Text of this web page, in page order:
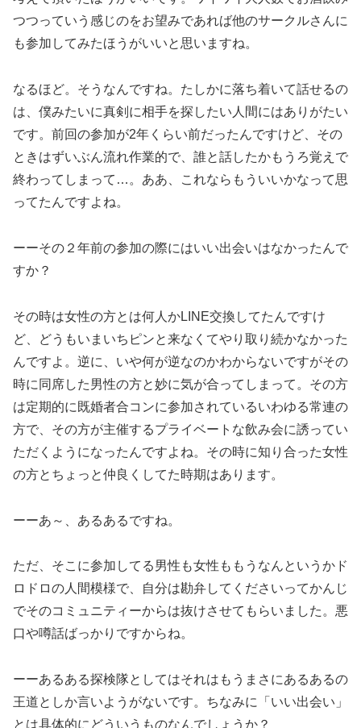
つつっていう感じのをお望みであれば他のサークルさんに
も参加してみたほうがいいと思いますね。
なるほど。そうなんですね。たしかに落ち着いて話せるの
は、僕みたいに真剣に相手を探したい人間にはありがたい
です。前回の参加が2年くらい前だったんですけど、その
ときはずいぶん流れ作業的で、誰と話したかもうろ覚えで
終わってしまって…。ああ、これならもういいかなって思
ってたんですよね。
ーーその２年前の参加の際にはいい出会いはなかったんで
すか？
その時は女性の方とは何人かLINE交換してたんですけ
ど、どうもいまいちピンと来なくてやり取り続かなかった
んですよ。逆に、いや何が逆なのかわからないですがその
時に同席した男性の方と妙に気が合ってしまって。その方
は定期的に既婚者合コンに参加されているいわゆる常連の
方で、その方が主催するプライベートな飲み会に誘ってい
ただくようになったんですよね。その時に知り合った女性
の方とちょっと仲良くしてた時期はあります。
ーーあ～、あるあるですね。
ただ、そこに参加してる男性も女性ももうなんというかド
ロドロの人間模様で、自分は勘弁してくださいってかんじ
でそのコミュニティーからは抜けさせてもらいました。悪
口や噂話ばっかりですからね。
ーーあるある探検隊としてはそれはもうまさにあるあるの
王道としか言いようがないです。ちなみに「いい出会い」
とは具体的にどういうものなんでしょうか？